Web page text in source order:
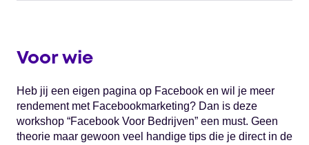
Voor wie
Heb jij een eigen pagina op Facebook en wil je meer
rendement met Facebookmarketing? Dan is deze
workshop “Facebook Voor Bedrijven” een must. Geen
theorie maar gewoon veel handige tips die je direct in de